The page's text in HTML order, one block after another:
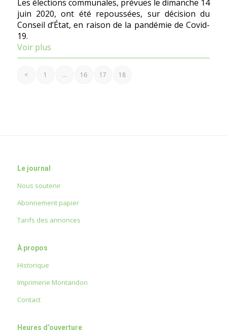
Les élections communales, prévues le dimanche 14
juin 2020, ont été repoussées, sur décision du
Conseil d’État, en raison de la pandémie de Covid-
19.
Voir plus
< 1 … 16 17 18
Le journal
Nous soutenir
Abonnement papier
Tarifs des annonces
À propos
Historique
Imprimerie Montandon
Contact
Heures d’ouverture